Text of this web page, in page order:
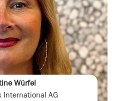
Würfel
International AG